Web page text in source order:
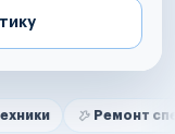
Ремонт спецтехники